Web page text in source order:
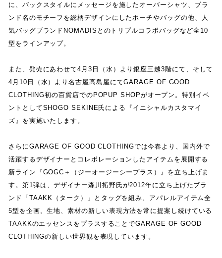
に 、 バックスタイルにメッセージを施したオーバーシャツ 、 ブラ
ンド名のモチーフを総柄デザインにしたポーチやバッグの他、
人
気バッグブランド NOMADIS とのトリプルコラボバッグなど全10
型をラインアップ。
また 、 発売にあわせて4 月 3 日 （ 水 ） より銀座三越3階にて 、 そして
4 月 10 日 （ 水） より名古屋高島屋にてGARAGE OF GOOD
CLOTHING初の百貨店での POPUP SHOPがオープン 。特別イベ
ントとしてSHOGO SEKINE氏による 『 イニシャルカスタマイ
ズ』 を実施いたします 。
さらにGARAGE OF GOOD CLOTHINGでは今春より 、
国内外で
活躍するデザイナーとコレボレーションしたアイテムを展開する
新ライン
『GOGC ＋ （ ジーオージーシープラス ） 』 を立ち上げま
す 。 第1弾は 、デザイナー森川拓野氏が2012年に立ち上げたブラ
ンド 「 TAAKK （ ターク ） 」 とタッグを組み、 アパレルアイテム全
5型を企画。生地、素材の新しい表現方法を常に提案し続けている
TAAKKのエッセンスをプラスすることでGARAGE OF GOOD
CLOTHINGの新しい世界観を表現しています 。